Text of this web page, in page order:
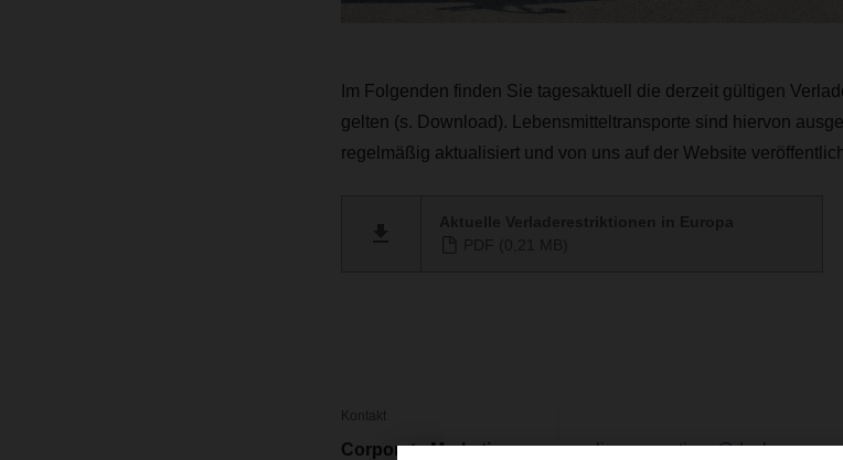
Im Folgenden finden Sie tagesaktuell die derzeit gültigen
gelten (s. Download). Lebensmitteltransporte sind hiervon
regelmäßig aktualisiert und von uns auf der Website
Kontakt
Corporate Marketing online.promotions@dachser.com